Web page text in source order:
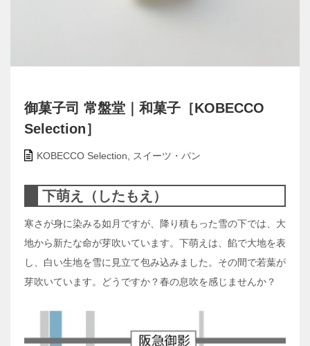
御菓子司 常盤堂｜和菓子［KOBECCO
Selection］
KOBECCO Selection スイーツ・パン
下萌え（したもえ）
寒さが身に染みる如月ですが、降り積もった雪の下では、大
地から新たな命が芽吹いています。下萌えは、餡で大地を表
し、白い生地を雪に見立て包み込みました。その間で若葉が
芽吹いています。どうですか？春の息吹を感じませんか？